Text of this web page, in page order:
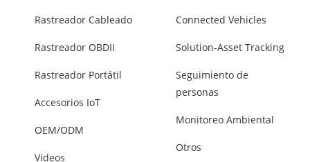
Rastreador Cableado
Rastreador OBDII
Rastreador Portátil
Accesorios IoT
OEM/ODM
Videos
Connected Vehicles
Solution-Asset Tracking
Seguimiento de
personas
Monitoreo Ambiental
Otros